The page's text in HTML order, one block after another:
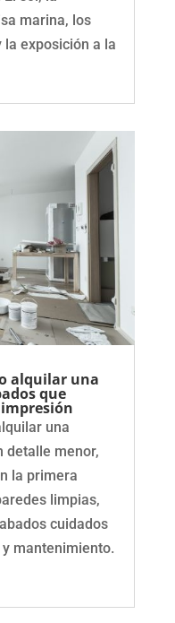
marina, los
exposición a la
alquilar una
que
una
detalle menor,
la primera
limpias,
cuidados
mantenimiento.